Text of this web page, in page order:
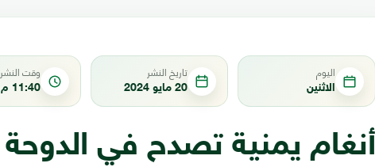
اليوم
الاثنين
تاريخ النشر
20 مايو 2024
وقت النشر
11:40 م
أنغام يمنية تصدح في الدوحة